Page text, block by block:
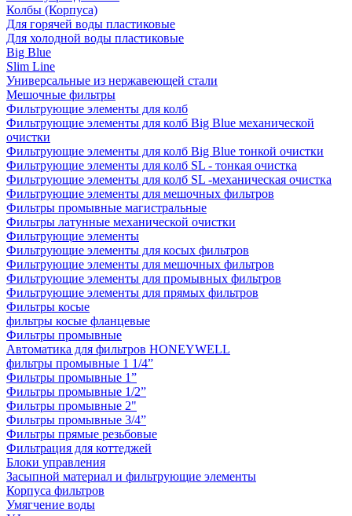
Колбы (Корпуса)
Для горячей воды пластиковые
Для холодной воды пластиковые
Big Blue
Slim Line
Универсальные из нержавеющей стали
Мешочные фильтры
Фильтрующие элементы для колб
Фильтрующие элементы для колб Big Blue механической
очистки
Фильтрующие элементы для колб Big Blue тонкой очистки
Фильтрующие элементы для колб SL - тонкая очистка
Фильтрующие элементы для колб SL -механическая очистка
Фильтрующие элементы для мешочных фильтров
Фильтры промывные магистральные
Фильтры латунные механической очистки
Фильтрующие элементы
Фильтрующие элементы для косых фильтров
Фильтрующие элементы для мешочных фильтров
Фильтрующие элементы для промывных фильтров
Фильтрующие элементы для прямых фильтров
Фильтры косые
фильтры косые фланцевые
Фильтры промывные
Автоматика для фильтров HONEYWELL
фильтры промывные 1 1/4”
Фильтры промывные 1”
Фильтры промывные 1/2”
Фильтры промывные 2"
Фильтры промывные 3/4”
Фильтры прямые резьбовые
Фильтрация для коттеджей
Блоки управления
Засыпной материал и фильтрующие элементы
Корпуса фильтров
Умягчение воды